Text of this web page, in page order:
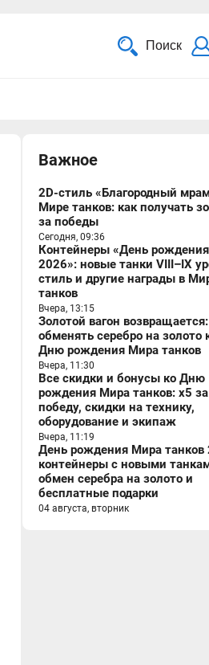
Поиск
Важное
2D-стиль «Благородный
Мире танков: как получать
за победы
Сегодня, 09:36
Контейнеры «День рождения
2026»: новые танки VIII–IX
стиль и другие награды в
танков
Вчера, 13:15
Золотой вагон
обменять серебро на золото
Дню рождения Мира танков
Вчера, 11:30
Все скидки и бонусы ко Дню
рождения Мира танков: x5 за
победу, скидки на технику,
оборудование и экипаж
Вчера, 11:19
День рождения Мира танков
контейнеры с новыми
обмен серебра на золото и
бесплатные подарки
04 августа, вторник